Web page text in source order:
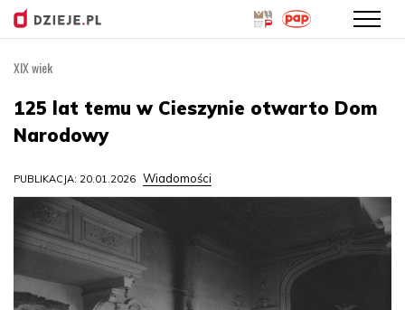
treści
XIX wiek
125 lat temu w Cieszynie otwarto Dom
Narodowy
PUBLIKACJA: 20.01.2026 Wiadomości